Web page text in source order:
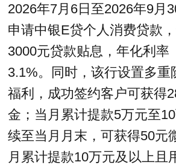
2026年7月6日至2026年9月
申请中银E贷个人消费贷款
3000元贷款贴息，年化利率
3.1%。同时，该行设置多重
福利，成功签约客户可获得
金；当月累计提款5万元至
续至当月月末，可获得50元
月累计提款10万元及以上且